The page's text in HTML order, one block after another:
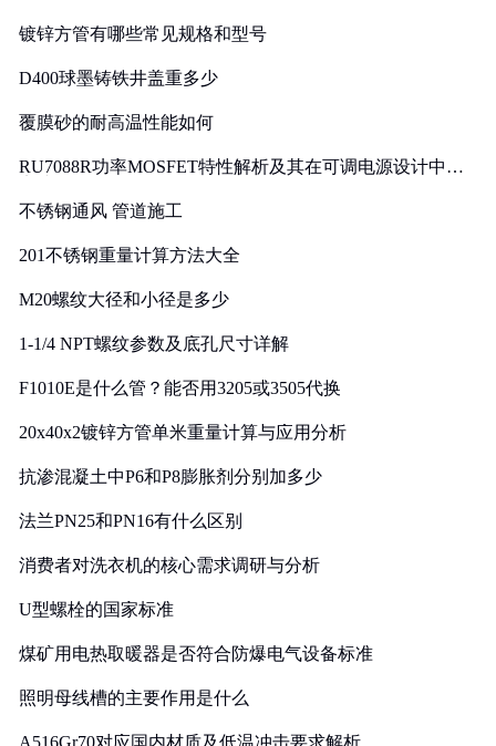
镀锌方管有哪些常见规格和型号
D400球墨铸铁井盖重多少
覆膜砂的耐高温性能如何
RU7088R功率MOSFET特性解析及其在可调电源设计中的
不锈钢通风 管道施工
201不锈钢重量计算方法大全
M20螺纹大径和小径是多少
1-1/4 NPT螺纹参数及底孔尺寸详解
F1010E是什么管？能否用3205或3505代换
20x40x2镀锌方管单米重量计算与应用分析
抗渗混凝土中P6和P8膨胀剂分别加多少
法兰PN25和PN16有什么区别
消费者对洗衣机的核心需求调研与分析
U型螺栓的国家标准
煤矿用电热取暖器是否符合防爆电气设备标准
照明母线槽的主要作用是什么
A516Gr70对应国内材质及低温冲击要求解析